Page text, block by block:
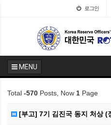
로그인
MENU
Total -570 Posts, Now 1 Page
[부고] 7기 김진국 동지 처상 (